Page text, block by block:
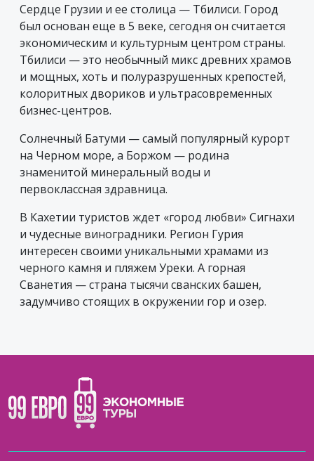
Сердце Грузии и ее столица — Тбилиси. Город
был основан еще в 5 веке, сегодня он считается
экономическим и культурным центром страны.
Тбилиси — это необычный микс древних храмов
и мощных, хоть и полуразрушенных крепостей,
колоритных двориков и ультрасовременных
бизнес-центров.
Солнечный Батуми — самый популярный курорт
на Черном море, а Боржом — родина
знаменитой минеральный воды и
первоклассная здравница.
В Кахетии туристов ждет «город любви» Сигнахи
и чудесные виноградники. Регион Гурия
интересен своими уникальными храмами из
черного камня и пляжем Уреки. А горная
Сванетия — страна тысячи сванских башен,
задумчиво стоящих в окружении гор и озер.